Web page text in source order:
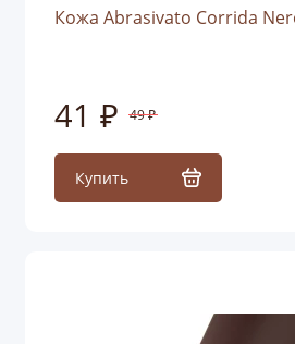
Кожа Abrasivato Corrida
41 ₽ 49 ₽
Купить